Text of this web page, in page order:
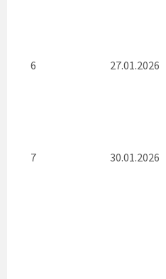
6 27.01.2026
7 30.01.2026